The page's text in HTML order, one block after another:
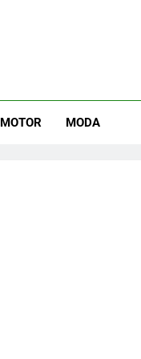
MOTOR MODA